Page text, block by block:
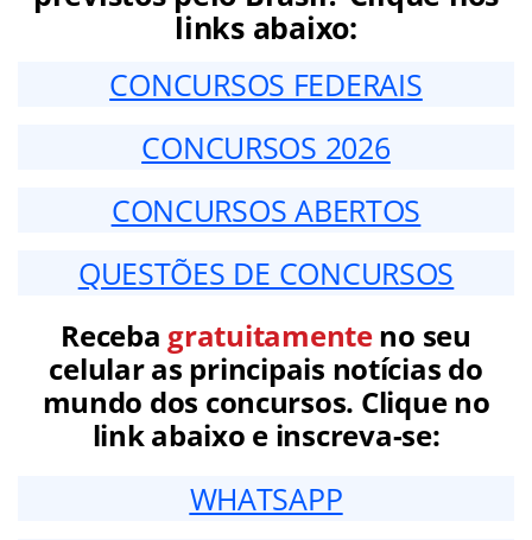
links abaixo:
CONCURSOS FEDERAIS
CONCURSOS 2026
CONCURSOS ABERTOS
QUESTÕES DE CONCURSOS
Receba gratuitamenteno seu
celular as principais notícias do
mundo dos concursos. Clique no
link abaixo e inscreva-se:
WHATSAPP